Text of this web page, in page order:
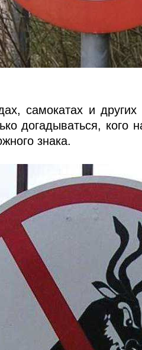
самокатах и
догадываться,
знака.